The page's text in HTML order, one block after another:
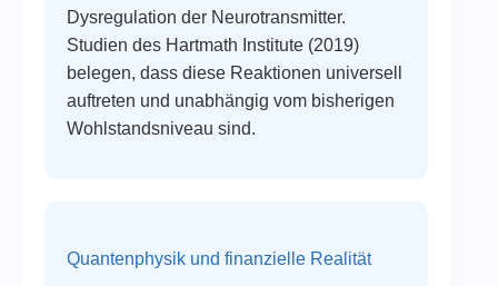
Dysregulation der Neurotransmitter.
Studien des Hartmath Institute (2019)
belegen, dass diese Reaktionen universell
auftreten und unabhängig vom bisherigen
Wohlstandsniveau sind.
Quantenphysik und finanzielle Realität